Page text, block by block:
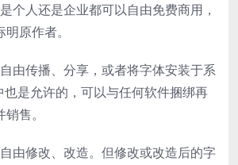
个人还是企业都可以自由免费商用，
原作者。
由传播、分享，或者将字体安装于系
也是允许的，可以与任何软件捆绑再
售。
由修改、改造。但修改或改造后的字